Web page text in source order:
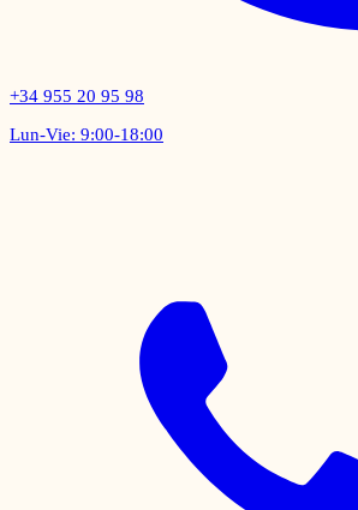
+34 955 20 95 98
Lun-Vie: 9:00-18:00